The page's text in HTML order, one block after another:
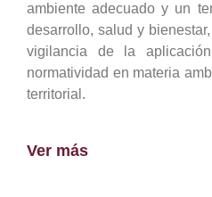
ambiente adecuado y un
desarrollo, salud y
vigilancia de la
normatividad en materia
territorial.
Ver más